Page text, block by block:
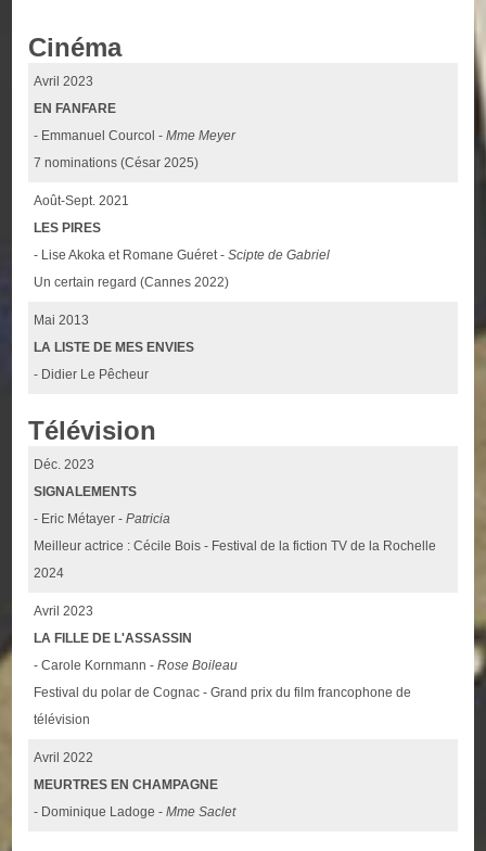
Cinéma
Avril 2023
EN FANFARE
- Emmanuel Courcol -Mme Meyer
7 nominations (César 2025)
Août-Sept. 2021
LES PIRES
- Lise Akoka et Romane Guéret -Scipte de Gabriel
Un certain regard (Cannes 2022)
Mai 2013
LA LISTE DE MES ENVIES
- Didier Le Pêcheur
Télévision
Déc. 2023
SIGNALEMENTS
- Eric Métayer -Patricia
Meilleur actrice : Cécile Bois - Festival de la fiction TV de la Rochelle
2024
Avril 2023
LA FILLE DE L'ASSASSIN
- Carole Kornmann -Rose Boileau
Festival du polar de Cognac - Grand prix du film francophone de
télévision
Avril 2022
MEURTRES EN CHAMPAGNE
- Dominique Ladoge -Mme Saclet